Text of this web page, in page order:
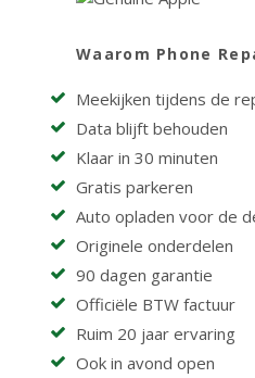
Waarom Phone
Meekijken tijdens de
Data blijft behouden
Klaar in 30 minuten
Gratis parkeren
Auto opladen voor de
Originele onderdelen
90 dagen garantie
Officiële BTW factuur
Ruim 20 jaar ervaring
Ook in avond open